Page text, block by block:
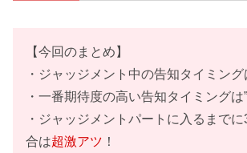
【今回のまとめ】
・ジャッジメント中の告知タイミン
・一番期待度の高い告知タイミングは”
・ジャッジメントパートに入るまで
合は超激アツ ！